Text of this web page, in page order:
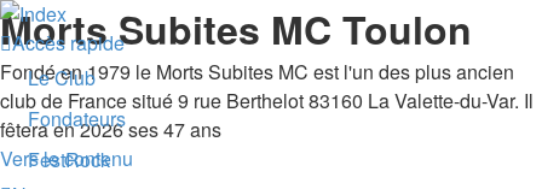
Morts Subites MC Toulon
Fondé en 1979 le Morts Subites MC est l'un des plus ancien
club de France situé 9 rue Berthelot 83160 La Valette-du-Var. Il
fêtera en 2026 ses 47 ans
Vers le contenu
Accès rapide
Le Club
Fondateurs
FestRock